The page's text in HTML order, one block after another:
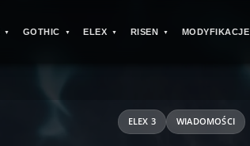
GOTHIC ELEX RISEN MODYFIKACJE
ELEX 3 WIADOMOŚCI